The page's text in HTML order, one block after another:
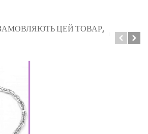
ЗАМОВЛЯЮТЬ ЦЕЙ ТОВАР,